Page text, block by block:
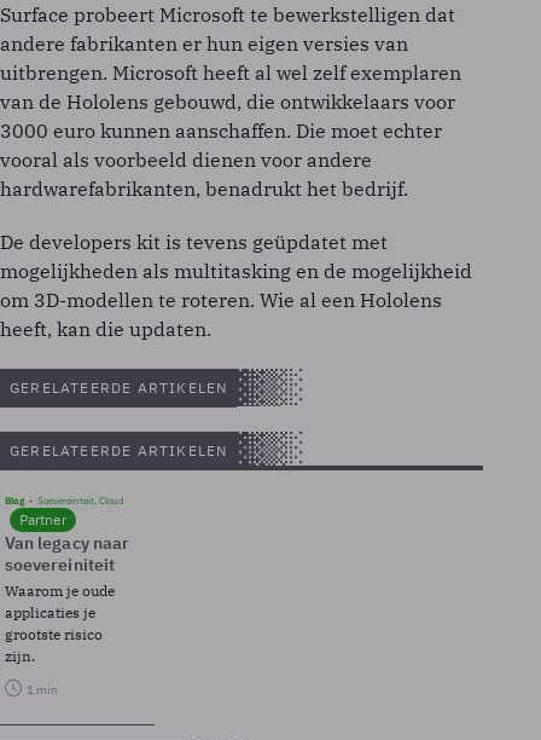
Surface probeert Microsoft te bewerkstelligen dat
andere fabrikanten er hun eigen versies van
uitbrengen. Microsoft heeft al wel zelf exemplaren
van de Hololens gebouwd, die ontwikkelaars voor
3000 euro kunnen aanschaffen. Die moet echter
vooral als voorbeeld dienen voor andere
hardwarefabrikanten, benadrukt het bedrijf.
De developers kit is tevens geüpdatet met
mogelijkheden als multitasking en de mogelijkheid
om 3D-modellen te roteren. Wie al een Hololens
heeft, kan die updaten.
GERELATEERDE ARTIKELEN
GERELATEERDE ARTIKELEN
Blog Soevereinteit, Cloud
Partner
Van legacy naar
soevereiniteit
Waarom je oude
applicaties je
grootste risico
zijn.
1 min